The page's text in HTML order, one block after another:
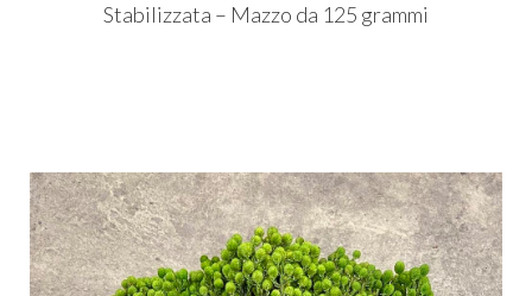
Stabilizzata – Mazzo da 125 grammi